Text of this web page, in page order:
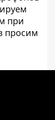
при
просим